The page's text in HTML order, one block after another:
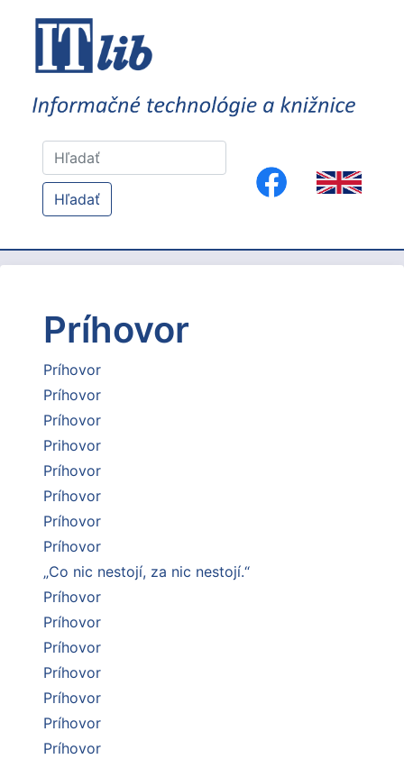
Hľadať
Príhovor
Príhovor
Príhovor
Príhovor
Prihovor
Príhovor
Príhovor
Príhovor
Príhovor
„Co nic nestojí, za nic nestojí.“
Príhovor
Príhovor
Príhovor
Príhovor
Príhovor
Príhovor
Príhovor